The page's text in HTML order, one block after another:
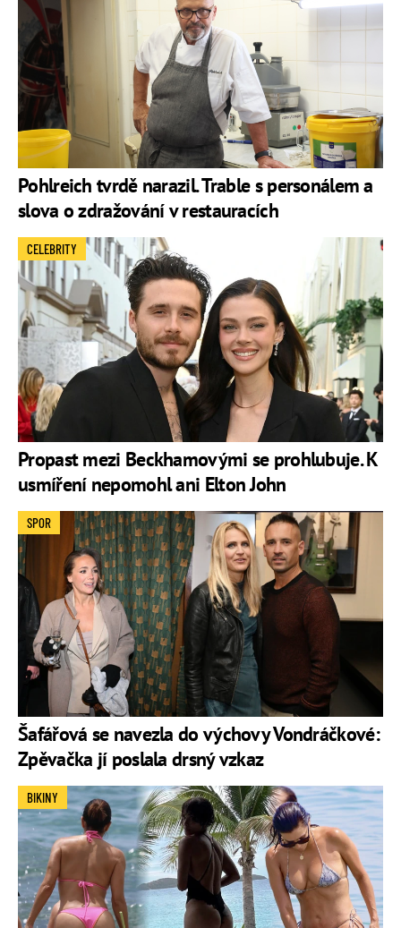
Pohlreich tvrdě narazil. Trable s personálem a
slova o zdražování v restauracích
Propast mezi Beckhamovými se prohlubuje. K
usmíření nepomohl ani Elton John
CELEBRITY
Šafářová se navezla do výchovy Vondráčkové:
Zpěvačka jí poslala drsný vzkaz
SPOR
BIKINY